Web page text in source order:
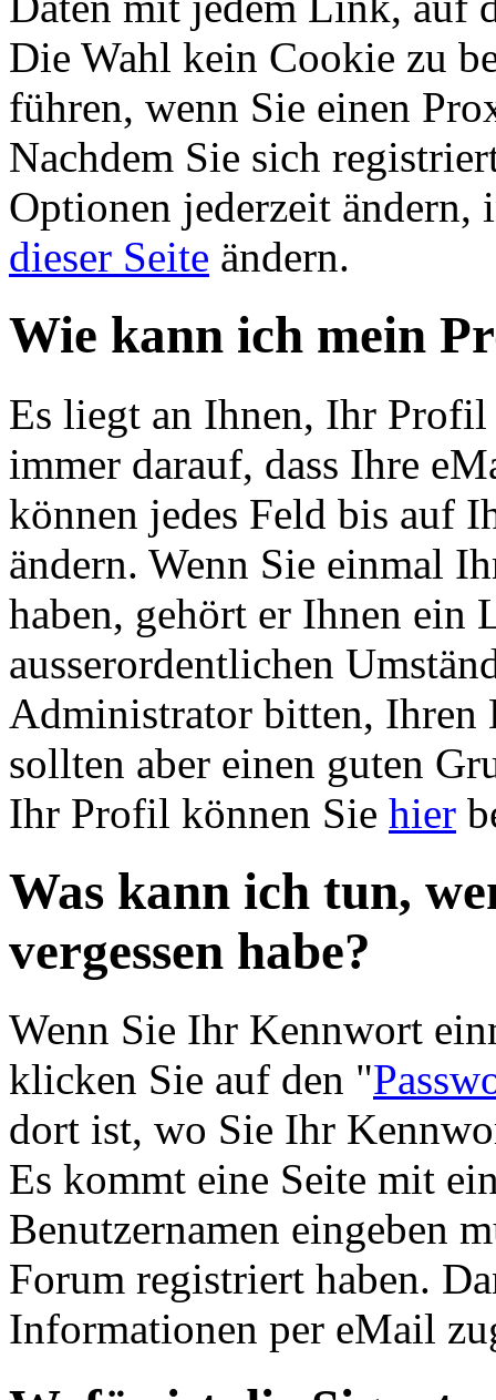
Die Wahl kein Cookie zu
führen, wenn Sie einen
Nachdem Sie sich
Optionen jederzeit
dieser Seite ändern.
Wie kann ich mein
Es liegt an Ihnen, Ihr
immer darauf, dass Ihre
können jedes Feld bis auf
ändern. Wenn Sie einmal
haben, gehört er Ihnen ein
ausserordentlichen
Administrator bitten, Ihren
sollten aber einen guten
Ihr Profil können Sie hier
Was kann ich tun,
vergessen habe?
Wenn Sie Ihr Kennwort
klicken Sie auf den "
dort ist, wo Sie Ihr
Es kommt eine Seite mit
Benutzernamen eingeben
Forum registriert haben.
Informationen per eMail